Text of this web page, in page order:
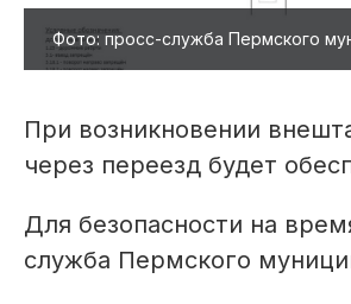
Фото: просс-служба Пермского
При возникновении
через переезд будет
Для безопасности на
служба Пермского